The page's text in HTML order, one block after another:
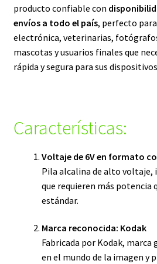
producto confiable con
envíos a todo el país, perfecto
electrónica, veterinarias,
mascotas y usuarios finales que
rápida y segura para sus dispositivos
Características:
Voltaje de 6V en formato
Pila alcalina de alto voltaje,
que requieren más potencia
estándar.
Marca reconocida: Kodak
Fabricada por Kodak,
en el mundo de la imagen y